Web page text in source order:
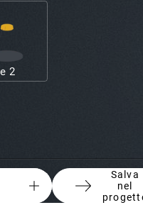
2
{
Salva
nel